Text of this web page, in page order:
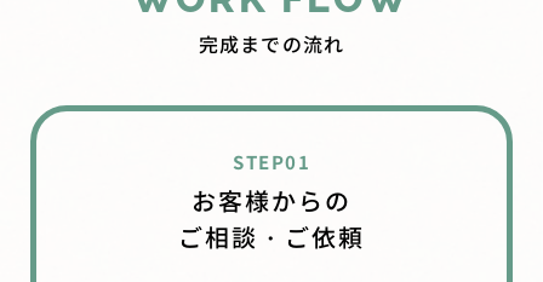
完成までの流れ
STEP01
お客様からの
ご相談・ご依頼